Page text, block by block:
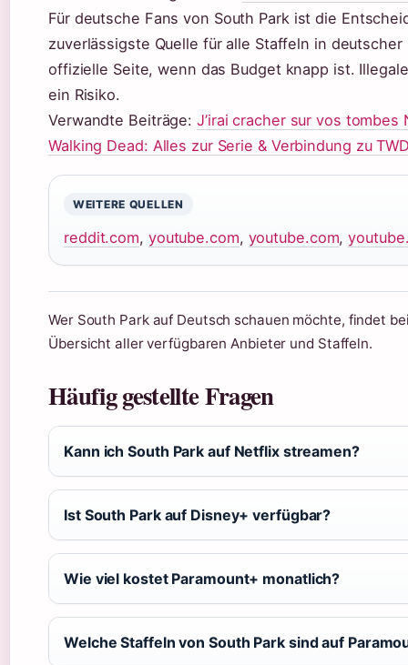
Für deutsche Fans von South Park ist die
zuverlässigste Quelle für alle Staffeln in
offizielle Seite, wenn das Budget knapp ist.
ein Risiko.
Verwandte Beiträge: J’irai cracher sur vos
Walking Dead: Alles zur Serie & Verbindung zu
WEITERE QUELLEN
reddit.com, youtube.com, youtube.com,
Wer South Park auf Deutsch schauen möchte, findet
Übersicht aller verfügbaren Anbieter und Staffeln.
Häufig gestellte Fragen
Kann ich South Park auf Netflix streamen?
Ist South Park auf Disney+ verfügbar?
Wie viel kostet Paramount+ monatlich?
Welche Staffeln von South Park sind auf